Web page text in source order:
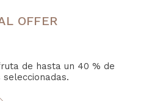
OFFER
de hasta un 40 % de